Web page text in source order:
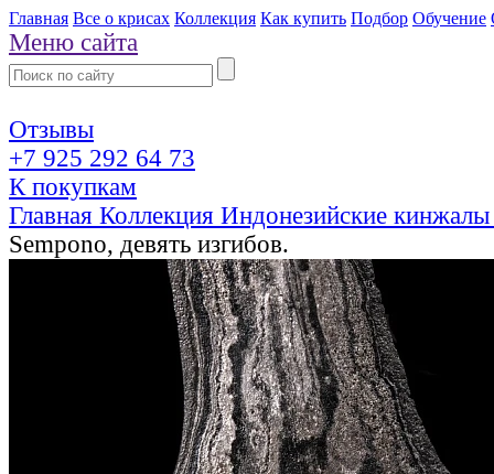
Главная Все о крисах Коллекция Как купить Подбор Обучение
Меню сайта
Отзывы
+7 925 292 64 73
К покупкам
Главная Коллекция Индонезийские
Sempono, девять изгибов.